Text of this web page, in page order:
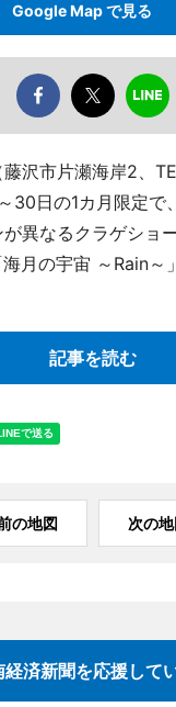
Google Map で見る
藤沢市片瀬海岸2、
30日の1カ月限定で
異なるクラゲショ
月の宇宙 ～Rain～
記事を読む
の地図 次の地
経済新聞を応援して